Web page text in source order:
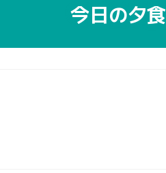
今日の夕食